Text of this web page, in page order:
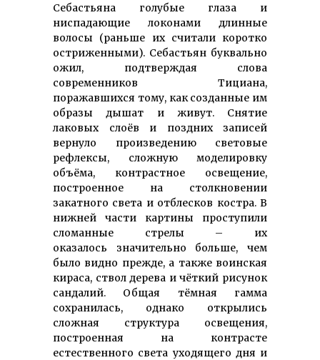
Себастьяна голубые глаза и
ниспадающие локонами длинные
волосы (раньше их считали коротко
остриженными). Себастьян буквально
ожил, подтверждая слова
современников Тициана,
поражавшихся тому, как созданные им
образы дышат и живут. Снятие
лаковых слоёв и поздних записей
вернуло произведению световые
рефлексы, сложную моделировку
объёма, контрастное освещение,
построенное на столкновении
закатного света и отблесков костра. В
нижней части картины проступили
сломанные стрелы – их
оказалось значительно больше, чем
было видно прежде, а также воинская
кираса, ствол дерева и чёткий рисунок
сандалий. Общая тёмная гамма
сохранилась, однако открылись
сложная структура освещения,
построенная на контрасте
естественного света уходящего дня и